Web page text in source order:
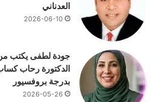
العدناني
2026-06-10
جودة لطفى يكتب
الدكتورة رحاب
بدرجة بروفسيور
2026-05-26